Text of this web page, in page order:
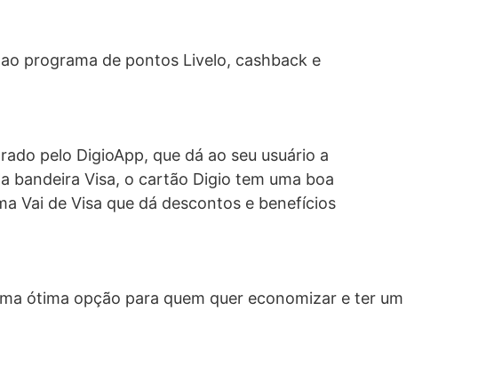
programa de pontos Livelo, cashback e
pelo DigioApp, que dá ao seu usuário a
bandeira Visa, o cartão Digio tem uma boa
Vai de Visa que dá descontos e benefícios
ótima opção para quem quer economizar e ter um